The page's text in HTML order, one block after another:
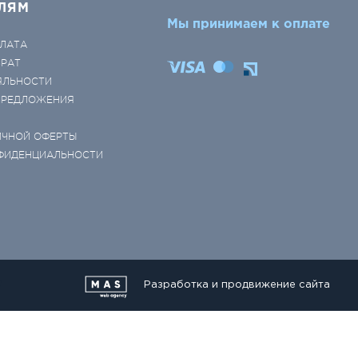
ОФЕРТЫ
Мы принимаем к оплате
Разработка и продвижение сайта